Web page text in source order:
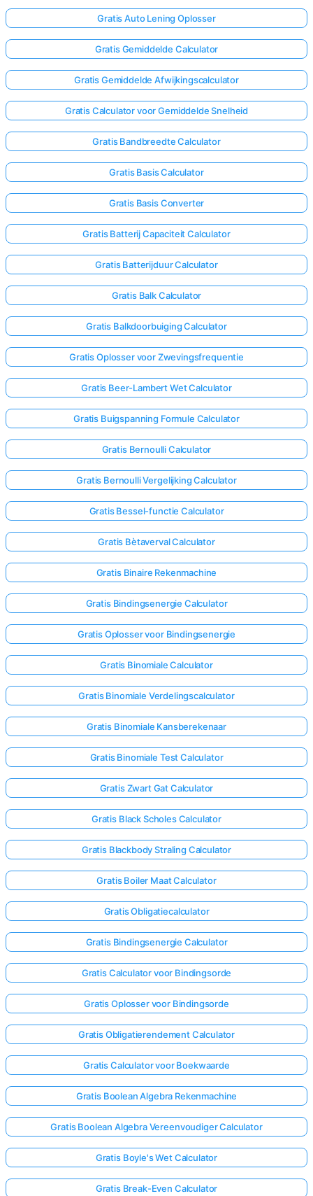
Nog
Geen
Stel
Eerste
Vraag
Gratis Auto Lening Oplosser
Gratis Gemiddelde Calculator
Gratis Gemiddelde Afwijkingscalculator
Gratis Calculator voor Gemiddelde Snelheid
Gratis Bandbreedte Calculator
Gratis Basis Calculator
Gratis Basis Converter
Gratis Batterij Capaciteit Calculator
Gratis Batterijduur Calculator
Gratis Balk Calculator
Gratis Balkdoorbuiging Calculator
Gratis Oplosser voor Zwevingsfrequentie
Gratis Beer-Lambert Wet Calculator
Gratis Buigspanning Formule Calculator
Gratis Bernoulli Calculator
Gratis Bernoulli Vergelijking Calculator
Gratis Bessel-functie Calculator
Gratis Bètaverval Calculator
Gratis Binaire Rekenmachine
Gratis Bindingsenergie Calculator
Gratis Oplosser voor Bindingsenergie
Gratis Binomiale Calculator
Gratis Binomiale Verdelingscalculator
Gratis Binomiale Kansberekenaar
Gratis Binomiale Test Calculator
Gratis Zwart Gat Calculator
Gratis Black Scholes Calculator
Gratis Blackbody Straling Calculator
Gratis Boiler Maat Calculator
Gratis Obligatiecalculator
Gratis Bindingsenergie Calculator
Gratis Calculator voor Bindingsorde
Gratis Oplosser voor Bindingsorde
Gratis Obligatierendement Calculator
Gratis Calculator voor Boekwaarde
Gratis Boolean Algebra Rekenmachine
Gratis Boolean Algebra Vereenvoudiger Calculator
Gratis Boyle's Wet Calculator
Gratis Break-Even Calculator